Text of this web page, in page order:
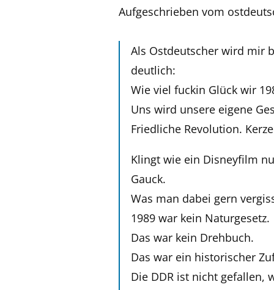
Aufgeschrieben vom
Als Ostdeutscher wird mir
deutlich:
Wie viel fuckin Glück wir
Uns wird unsere eigene
Friedliche Revolution.
Klingt wie ein Disneyfilm
Gauck.
Was man dabei gern
1989 war kein Naturgesetz.
Das war kein Drehbuch.
Das war ein historischer
Die DDR ist nicht